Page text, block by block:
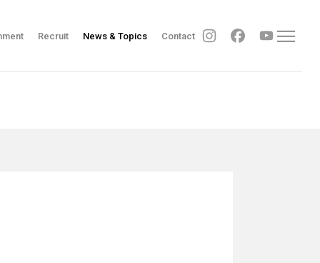
Recruit News & Topics Contact
Sitemap